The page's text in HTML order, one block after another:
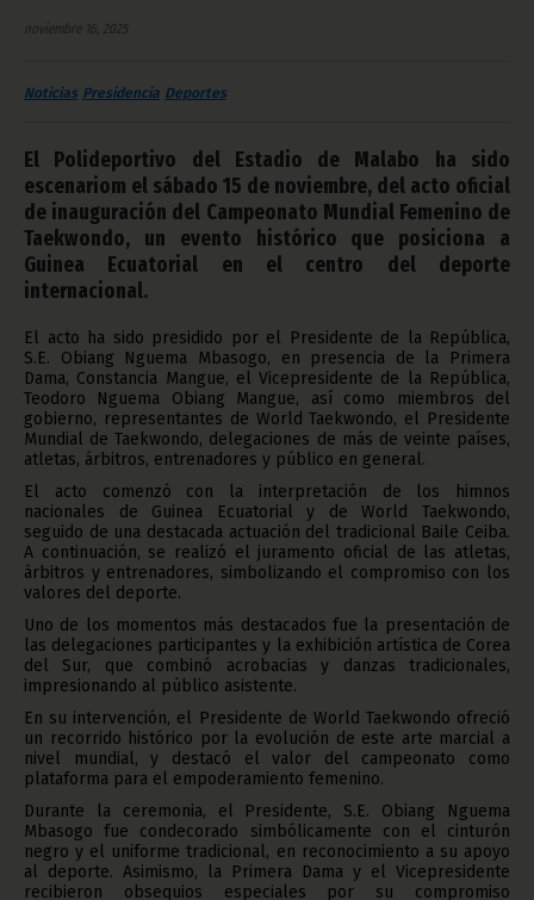
noviembre 16, 2025
Noticias Presidencia Deportes
El Polideportivo del Estadio de Malabo ha sido
escenariom el sábado 15 de noviembre, del acto oficial
de inauguración del Campeonato Mundial Femenino de
Taekwondo, un evento histórico que posiciona a
Guinea Ecuatorial en el centro del deporte
internacional.
El acto ha sido presidido por el Presidente de la República,
S.E. Obiang Nguema Mbasogo, en presencia de la Primera
Dama, Constancia Mangue, el Vicepresidente de la República,
Teodoro Nguema Obiang Mangue, así como miembros del
gobierno, representantes de World Taekwondo, el Presidente
Mundial de Taekwondo, delegaciones de más de veinte países,
atletas, árbitros, entrenadores y público en general.
El acto comenzó con la interpretación de los himnos
nacionales de Guinea Ecuatorial y de World Taekwondo,
seguido de una destacada actuación del tradicional Baile Ceiba.
A continuación, se realizó el juramento oficial de las atletas,
árbitros y entrenadores, simbolizando el compromiso con los
valores del deporte.
Uno de los momentos más destacados fue la presentación de
las delegaciones participantes y la exhibición artística de Corea
del Sur, que combinó acrobacias y danzas tradicionales,
impresionando al público asistente.
En su intervención, el Presidente de World Taekwondo ofreció
un recorrido histórico por la evolución de este arte marcial a
nivel mundial, y destacó el valor del campeonato como
plataforma para el empoderamiento femenino.
Durante la ceremonia, el Presidente, S.E. Obiang Nguema
Mbasogo fue condecorado simbólicamente con el cinturón
negro y el uniforme tradicional, en reconocimiento a su apoyo
al deporte. Asimismo, la Primera Dama y el Vicepresidente
recibieron obsequios especiales por su compromiso